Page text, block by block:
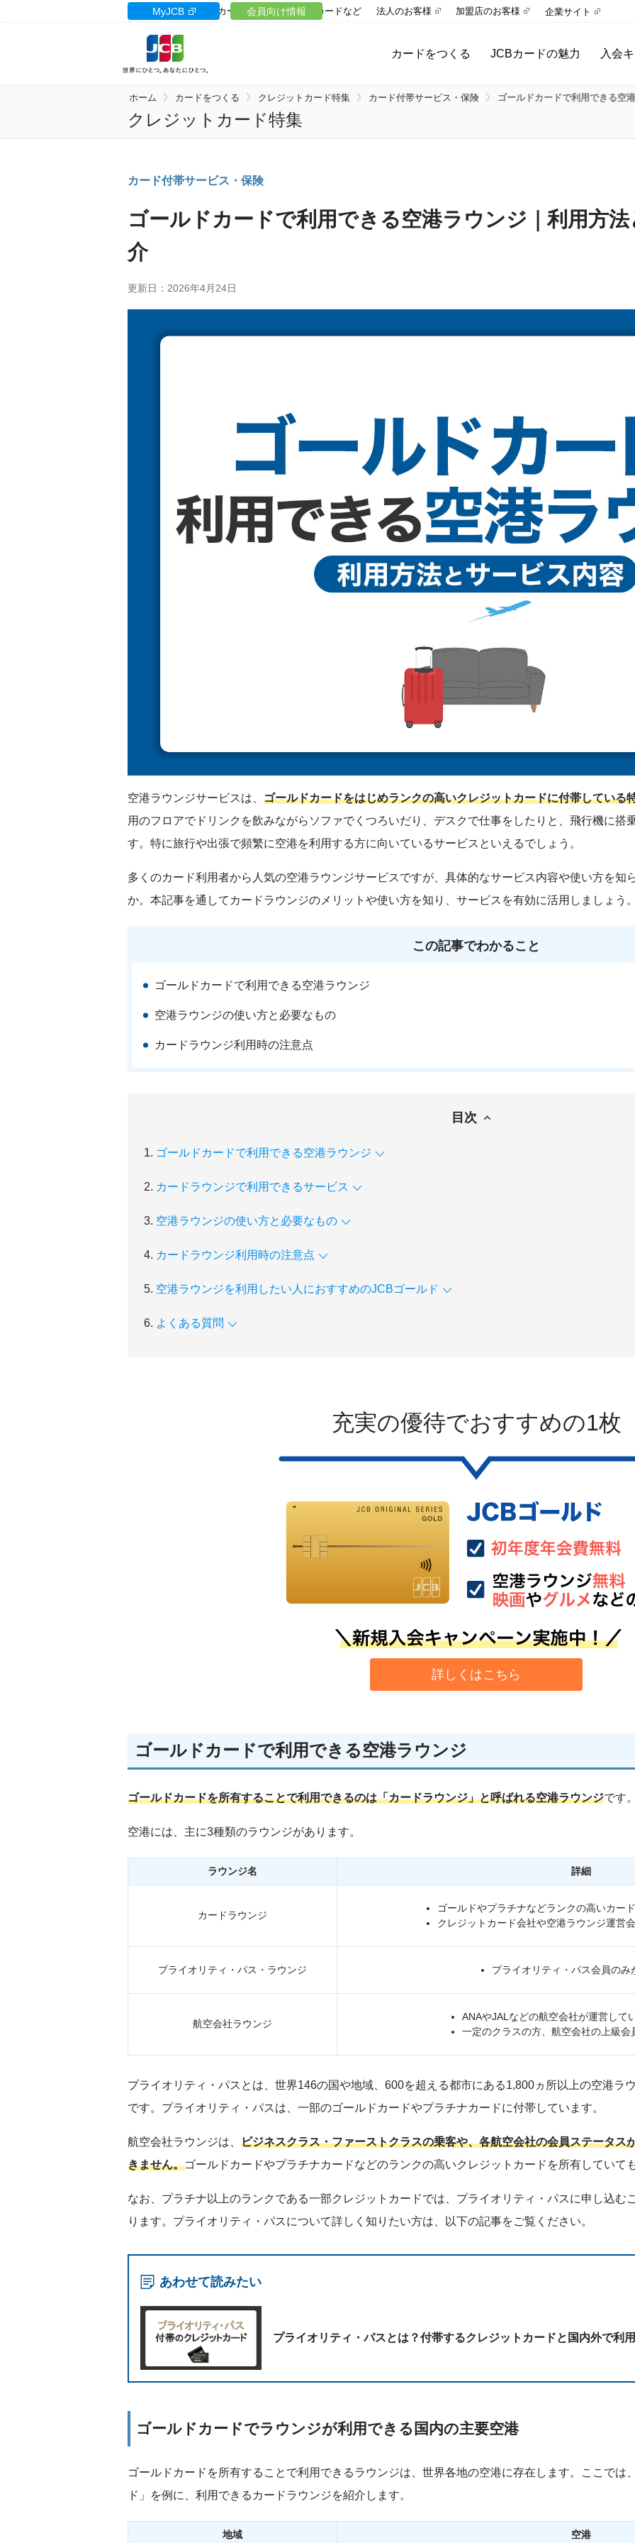
カードサイト
カードをつくる JCBカードの魅力 入会
カードローン ギフトカードなど 法人のお客様 加盟店のお客様 企業サイト
会員向け情報
MyJCB
ホーム カードをつくる クレジットカード特集 カード付帯サービス・保険 ゴールドカードで利用できる空
クレジットカード特集
カード付帯サービス・保険
ゴールドカードで利用できる空港ラウンジ｜利用方
介
更新日：2026年4月24日
空港ラウンジサービスは、 ゴールドカードをはじめランクの高いクレジットカードに付帯している
用のフロアでドリンクを飲みながらソファでくつろいだり、デスクで仕事をしたりと、飛行機に搭
す。特に旅行や出張で頻繁に空港を利用する方に向いているサービスといえるでしょう。
多くのカード利用者から人気の空港ラウンジサービスですが、具体的なサービス内容や使い方を知
か。本記事を通してカードラウンジのメリットや使い方を知り、サービスを有効に活用しましょう
この記事でわかること
ゴールドカードで利用できる空港ラウンジ
空港ラウンジの使い方と必要なもの
カードラウンジ利用時の注意点
目次
ゴールドカードで利用できる空港ラウンジ
カードラウンジで利用できるサービス
空港ラウンジの使い方と必要なもの
カードラウンジ利用時の注意点
空港ラウンジを利用したい人におすすめのJCBゴールド
よくある質問
充実の優待でおすすめの1枚
詳しくはこちら
ゴールドカードで利用できる空港ラウンジ
ゴールドカードを所有することで利用できるのは「カードラウンジ」と呼ばれる空港ラウンジです
空港には、主に3種類のラウンジがあります。
ラウンジ名 詳細
カードラウンジ
ゴールドやプラチナなどランクの高いカー
クレジットカード会社や空港ラウンジ運営
プライオリティ・パス・ラウンジ プライオリティ・パス会員のみ
航空会社ラウンジ
ANAやJALなどの航空会社が運営して
一定のクラスの方、航空会社の上級会
プライオリティ・パスとは、世界146の国や地域、600を超える都市にある1,800ヵ所以上の空港ラ
です。プライオリティ・パスは、一部のゴールドカードやプラチナカードに付帯しています。
航空会社ラウンジは、 ビジネスクラス・ファーストクラスの乗客や、各航空会社の会員ステータス
きません。ゴールドカードやプラチナカードなどのランクの高いクレジットカードを所有していて
なお、プラチナ以上のランクである一部クレジットカードでは、プライオリティ・パスに申し込む
ります。プライオリティ・パスについて詳しく知りたい方は、以下の記事をご覧ください。
あわせて読みたい
プライオリティ・パスとは？付帯するクレジットカードと国内外で利
ゴールドカードでラウンジが利用できる国内の主要空港
ゴールドカードを所有することで利用できるラウンジは、世界各地の空港に存在します。ここでは
ド」を例に、利用できるカードラウンジを紹介します。
地域 空港